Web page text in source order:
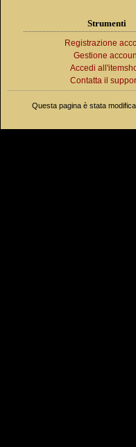
Strumenti
Registrazione
Gestione
Accedi
Contatta il
Questa pagina è stata